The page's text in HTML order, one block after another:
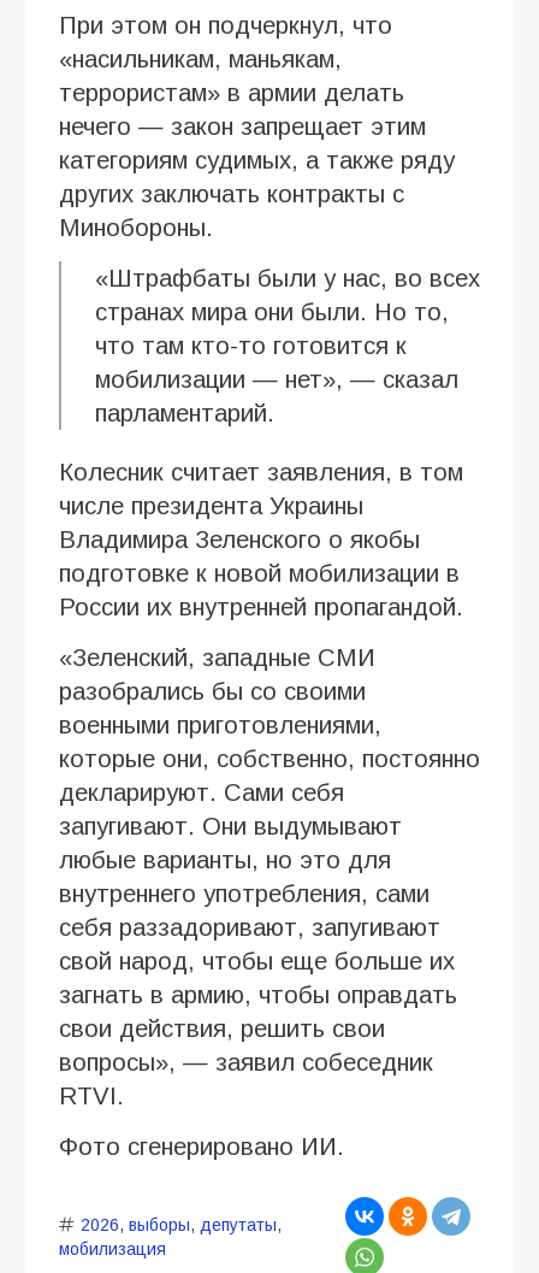
При этом он подчеркнул, что
«насильникам, маньякам,
террористам» в армии делать
нечего — закон запрещает этим
категориям судимых, а также ряду
других заключать контракты с
Минобороны.
«Штрафбаты были у нас, во всех
странах мира они были. Но то,
что там кто-то готовится к
мобилизации — нет», — сказал
парламентарий.
Колесник считает заявления, в том
числе президента Украины
Владимира Зеленского о якобы
подготовке к новой мобилизации в
России их внутренней пропагандой.
«Зеленский, западные СМИ
разобрались бы со своими
военными приготовлениями,
которые они, собственно, постоянно
декларируют. Сами себя
запугивают. Они выдумывают
любые варианты, но это для
внутреннего употребления, сами
себя раззадоривают, запугивают
свой народ, чтобы еще больше их
загнать в армию, чтобы оправдать
свои действия, решить свои
вопросы», — заявил собеседник
RTVI.
Фото сгенерировано ИИ.
2026, выборы, депутаты,
мобилизация